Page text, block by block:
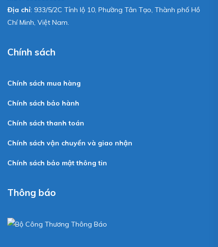
Địa chỉ: 933/5/2C Tỉnh lộ 10, Phường Tân Tạo, Thành phố Hồ
Chí Minh, Việt Nam.
Chính sách
Chính sách mua hàng
Chính sách bảo hành
Chính sách thanh toán
Chính sách vận chuyển và giao nhận
Chính sách bảo mật thông tin
Thông báo